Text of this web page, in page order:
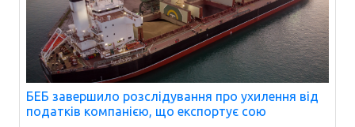
БЕБ завершило розслідування про ухилення від
податків компанією, що експортує сою